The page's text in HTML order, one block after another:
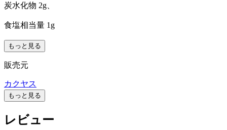
炭水化物 2g、
食塩相当量 1g
もっと見る
販売元
カクヤス
もっと見る
レビュー